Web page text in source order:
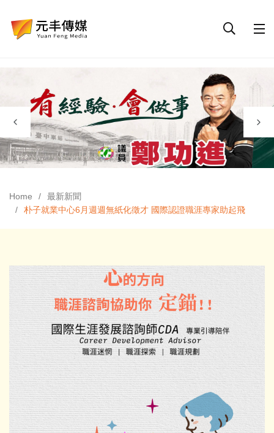
Home
最新新聞
朴子就業中心6月週週無紙化徵才 國際認證職涯專家助起飛